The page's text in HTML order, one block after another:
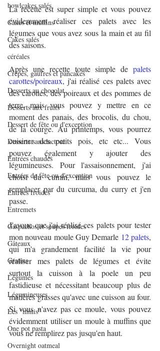
bowlcakes salés
Cakes et muffins
Cakes salés
céréales
Crêpes, gaufres et pancakes
Desserts au chocolat
Desserts aux fruits
Dessert de fête ou d'exception
Desserts sans lactose
Entrées chaudes
Entrées de fête ou d'exception
Entrées froides
Entremets
Gaspachos et soupes froides
Gâteaux
Gratins
Légumes
Légumineuses
Les "minis"
One pot pasta
Overnight oatmeal
La recette est super simple et vous pouvez
évidemment réaliser ces palets avec les
légumes que vous avez sous la main et au fil
des saisons.
Après une recette toute simple de palets
carottes/poireaux, j'ai réalisé ces palets avec
des carottes, des poireaux et des pommes de
terre, mais vous pouvez y mettre en ce
moment des panais, des brocolis, du chou,
de la courge. Au printemps, vous pourrez
cuisiner des petits pois, etc etc... Vous
pouvez également y ajouter des
légumineuses. Pour l'assaisonnement, j'ai
choisi du cumin, mais vous pouvez le
remplacer par du curcuma, du curry et j'en
passe.
J'avoue que j'ai réalisé ces palets pour tester
mon nouveau moule Guy Demarle 12 palets,
qui m'a grandement facilité la vie pour
réaliser mes palets de légumes et évite
surtout la cuisson à la poele un peu
fastidieuse et nécessitant beaucoup plus de
matières grasses qu'avec une cuisson au four.
Si vous n'avez pas ce moule, vous pouvez
évidemment utiliser un moule à muffins que
vous ne remplirez pas jusqu'en haut.